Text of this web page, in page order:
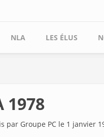
NLA LES ÉLUS
1978
par Groupe PC le 1 janvier